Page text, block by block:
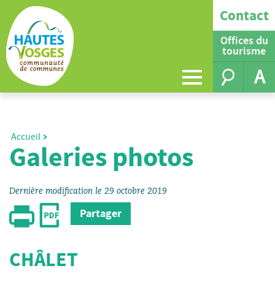
Contact
Offices du
tourisme
A
Accueil
Galeries photos
Dernière modification le 29 octobre 2019
Partager
CHÂLET